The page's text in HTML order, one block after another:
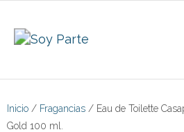
content
Inicio / Fragancias / Eau de Toilette
Gold 100 ml.